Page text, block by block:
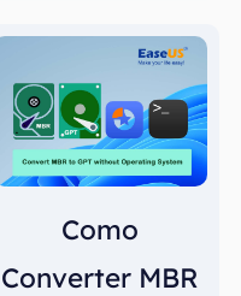
Como
Converter MBR